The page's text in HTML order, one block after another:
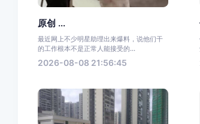
原创 ...
最近网上不少明星助理出来爆料，说他们干
的工作根本不是正常人能接受的...
2026-08-08 21:56:45